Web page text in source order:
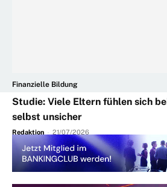
Finanzielle Bildung
Studie: Viele Eltern fühlen sich
selbst unsicher
Redaktion - 21/07/2026